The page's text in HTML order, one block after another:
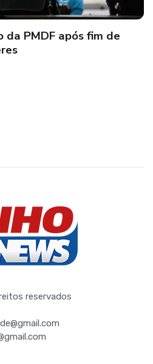
da PMDF após fim de
reservados